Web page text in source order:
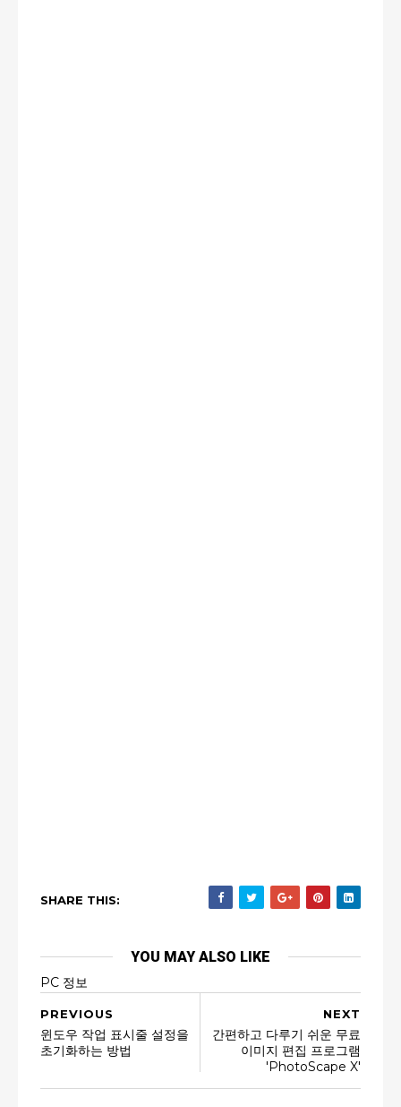
SHARE THIS:
YOU MAY ALSO LIKE
PC 정보
NEXT
간편하고 다루기 쉬운 무료
이미지 편집 프로그램
'PhotoScape X'
PREVIOUS
윈도우 작업 표시줄 설정을
초기화하는 방법